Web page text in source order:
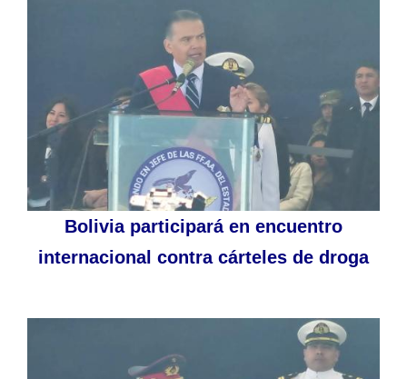
Bolivia participará en encuentro
internacional contra cárteles de droga